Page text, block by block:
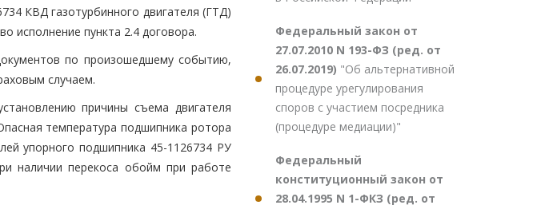
КВД газотурбинного двигателя (ГТД)
исполнение пункта 2.4 договора.
по произошедшему событию,
случаем.
причины съема двигателя
температура подшипника ротора
упорного подшипника 45-1126734 РУ
наличии перекоса обойм при работе
Федеральный закон от
27.07.2010 N 193-ФЗ (ред. от
26.07.2019) "Об альтернативной
процедуре урегулирования
споров с участием посредника
(процедуре медиации)"
Федеральный
конституционный закон от
28.04.1995 N 1-ФКЗ (ред. от